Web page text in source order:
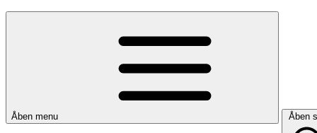
Åben menu Åben